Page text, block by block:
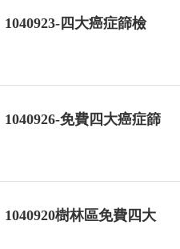
1040923-四大癌症篩檢
1040926-免費四大癌症篩
1040920樹林區免費四大